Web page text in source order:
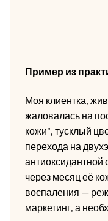
Пример из
Моя клиентка,
жаловалась на
кожи", тусклый
перехода на
через месяц её
воспаления —
маркетинг, а